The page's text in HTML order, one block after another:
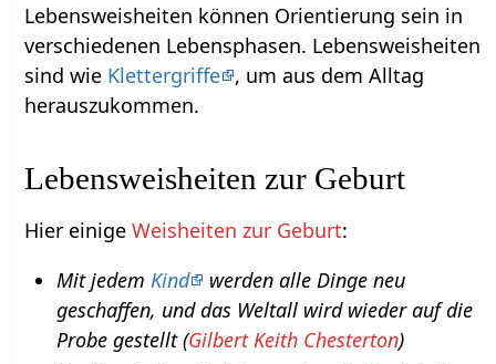
Lebensweisheiten können Orientierung sein in
verschiedenen Lebensphasen. Lebensweisheiten
sind wie Klettergriffe , um aus dem Alltag
herauszukommen.
Lebensweisheiten zur Geburt
Hier einigeWeisheiten zur Geburt:
Mit jedem Kind
werden alle Dinge neu
geschaffen, und das Weltall wird wieder auf die
Probe gestellt (Gilbert Keith Chesterton)